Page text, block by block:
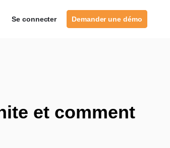
Se connecter Demander une démo
et comment